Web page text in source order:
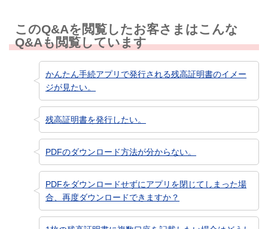
このQ&Aを閲覧したお客さまはこんな
Q&Aも閲覧しています
かんたん手続アプリで発行される残高証明書のイメー
ジが見たい。
残高証明書を発行したい。
PDFのダウンロード方法が分からない。
PDFをダウンロードせずにアプリを閉じてしまった場
合、再度ダウンロードできますか？